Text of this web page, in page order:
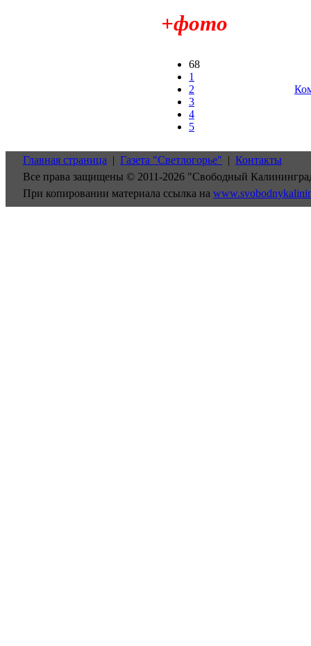
+фото
68
1
2
3
4
5
Главная страница | Газета "Светлогорье" | Контакты
Все права защищены © 2011-2026 "Свободный
При копировании материала ссылка на